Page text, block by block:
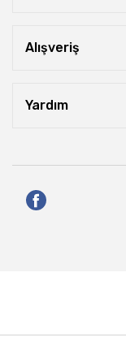
Alışveriş
Yardım